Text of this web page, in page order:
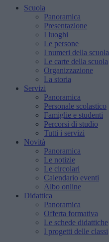
Scuola
Panoramica
Presentazione
I luoghi
Le persone
I numeri della scuola
Le carte della scuola
Organizzazione
La storia
Servizi
Panoramica
Personale scolastico
Famiglie e studenti
Percorsi di studio
Tutti i servizi
Novità
Panoramica
Le notizie
Le circolari
Calendario eventi
Albo online
Didattica
Panoramica
Offerta formativa
Le schede didattiche
I progetti delle classi